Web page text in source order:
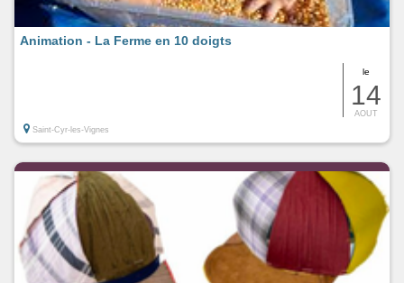
le
14
AOUT
Animation - La Ferme en 10 doigts
Saint-Cyr-les-Vignes